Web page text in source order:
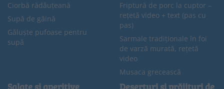
Ciorbă rădăuțeană
Supă de găină
Găluște pufoase pentru
supă
Friptură de porc la cuptor –
rețetă video + text (pas cu
pas)
Sarmale tradiționale în foi
de varză murată, rețetă
video
Musaca grecească
Salate și aperitive
Deserturi și prăjituri de